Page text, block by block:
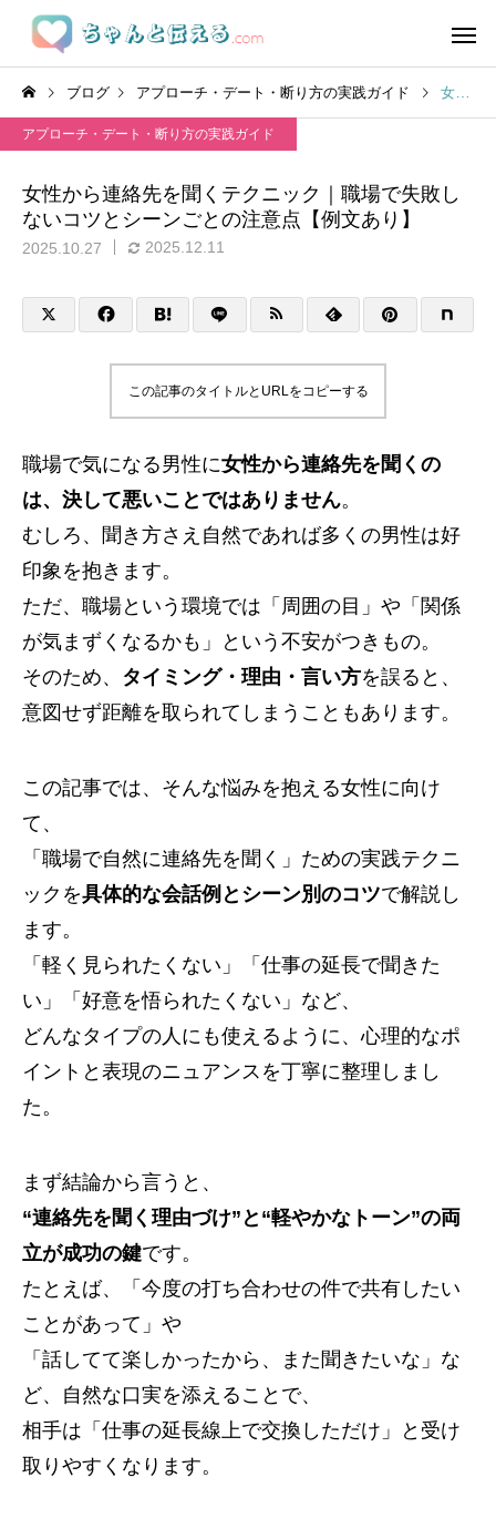
ブログ アプローチ・デート・断り方の実践ガイド 女性から連絡先を聞くテクニック｜職場で失敗しないコツとシーンごとの注意点【例文あり】
アプローチ・デート・断り方の実践ガイド
女性から連絡先を聞くテクニック｜職場で失敗し
ないコツとシーンごとの注意点【例文あり】
2025.10.27 2025.12.11
この記事のタイトルとURLをコピーする
職場で気になる男性に女性から連絡先を聞くの
は、決して悪いことではありません。
むしろ、聞き方さえ自然であれば多くの男性は好
印象を抱きます。
ただ、職場という環境では「周囲の目」や「関係
が気まずくなるかも」という不安がつきもの。
そのため、 タイミング・理由・言い方を誤ると、
意図せず距離を取られてしまうこともあります。
この記事では、そんな悩みを抱える女性に向け
て、
「職場で自然に連絡先を聞く」ための実践テクニ
ックを具体的な会話例とシーン別のコツで解説し
ます。
「軽く見られたくない」「仕事の延長で聞きた
い」「好意を悟られたくない」など、
どんなタイプの人にも使えるように、心理的なポ
イントと表現のニュアンスを丁寧に整理しまし
た。
まず結論から言うと、
“連絡先を聞く理由づけ”と“軽やかなトーン”の両
立が成功の鍵です。
たとえば、「今度の打ち合わせの件で共有したい
ことがあって」や
「話してて楽しかったから、また聞きたいな」な
ど、自然な口実を添えることで、
相手は「仕事の延長線上で交換しただけ」と受け
取りやすくなります。